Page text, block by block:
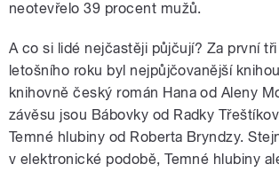
neotevřelo 39 procent mužů.
A co si lidé nejčastěji půjčují? Za první
letošního roku byl nejpůjčovanější
knihovně český román Hana od Aleny
závěsu jsou Bábovky od Radky
Temné hlubiny od Roberta Bryndzy.
v elektronické podobě, Temné hlubiny